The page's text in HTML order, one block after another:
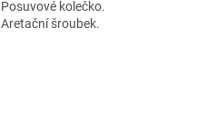
Posuvové kolečko.
Aretační šroubek.